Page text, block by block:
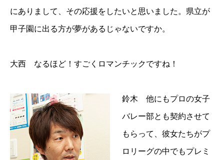
にありまして、その応援をしたいと思いました。県立が
甲子園に出る方が夢があるじゃないですか。
大西 なるほど！すごくロマンチックですね！
鈴木 他にもプロの女子
バレー部とも契約させて
もらって、彼女たちがプ
ロリーグの中でもプレミ